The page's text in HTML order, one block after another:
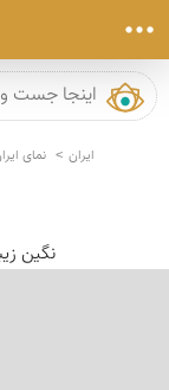
ایران نمای
نگین